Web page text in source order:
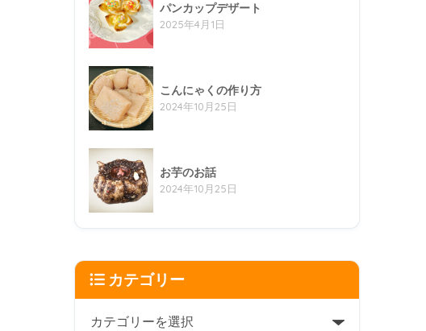
パンカップデザート
2025年4月1日
こんにゃくの作り方
2024年10月25日
お芋のお話
2024年10月25日
カテゴリー